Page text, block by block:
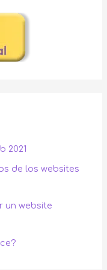
2021
de los websites
un website